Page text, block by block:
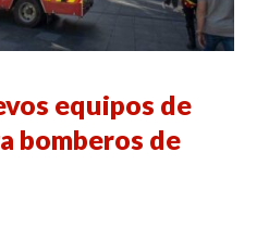
equipos de
bomberos de